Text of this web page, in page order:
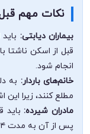
نکات مهم
بیماران دیابتی:
قبل از اسکن
انجام شود.
خانم‌های باردار: به
مطلع کنند، زیرا
مادران شیرده:باید
پس از آن به مدت ۲۴ ساعت از شیردهی خودداری کنند.